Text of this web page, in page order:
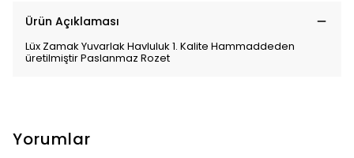
Ürün Açıklaması
Lüx Zamak Yuvarlak Havluluk 1. Kalite Hammaddeden
üretilmiştir Paslanmaz Rozet
Yorumlar